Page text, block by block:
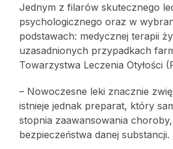
Jednym z filarów skutecznego
psychologicznego oraz w
podstawach: medycznej terapii
uzasadnionych przypadkach
Towarzystwa Leczenia Otyłości
– Nowoczesne leki znacznie
istnieje jednak preparat, który
stopnia zaawansowania
bezpieczeństwa danej substancji.